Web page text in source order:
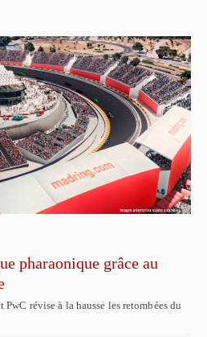
pharaonique grâce au
révise à la hausse les retombées du